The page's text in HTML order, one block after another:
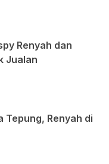
Renyah dan
Jualan
Tepung, Renyah di